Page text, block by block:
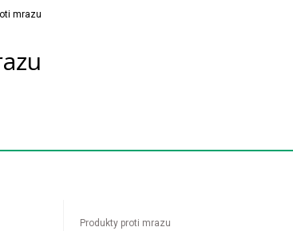
mrazu
Produkty proti mrazu